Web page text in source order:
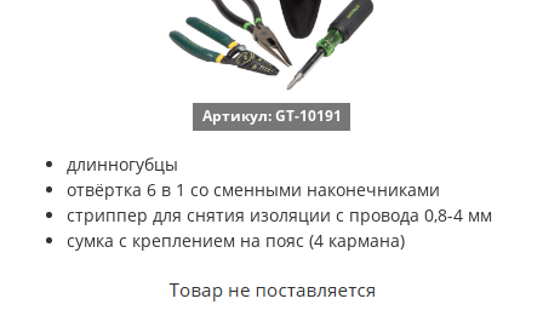
Артикул: GT-10191
длинногубцы
отвёртка 6 в 1 со сменными наконечниками
стриппер для снятия изоляции с провода 0,8-4 мм
сумка с креплением на пояс (4 кармана)